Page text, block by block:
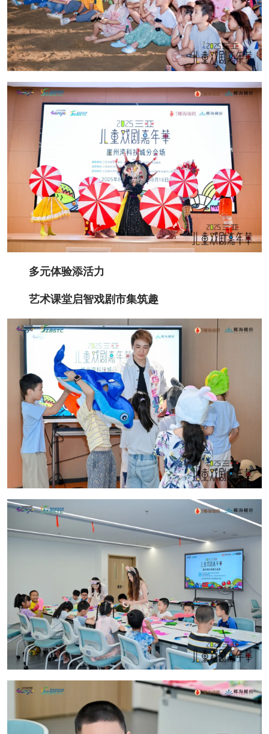
多元体验添活力
艺术课堂启智戏剧市集筑趣